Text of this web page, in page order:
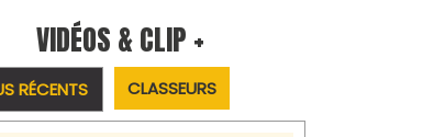
VIDÉOS & CLIP +
RÉCENTS CLASSEURS